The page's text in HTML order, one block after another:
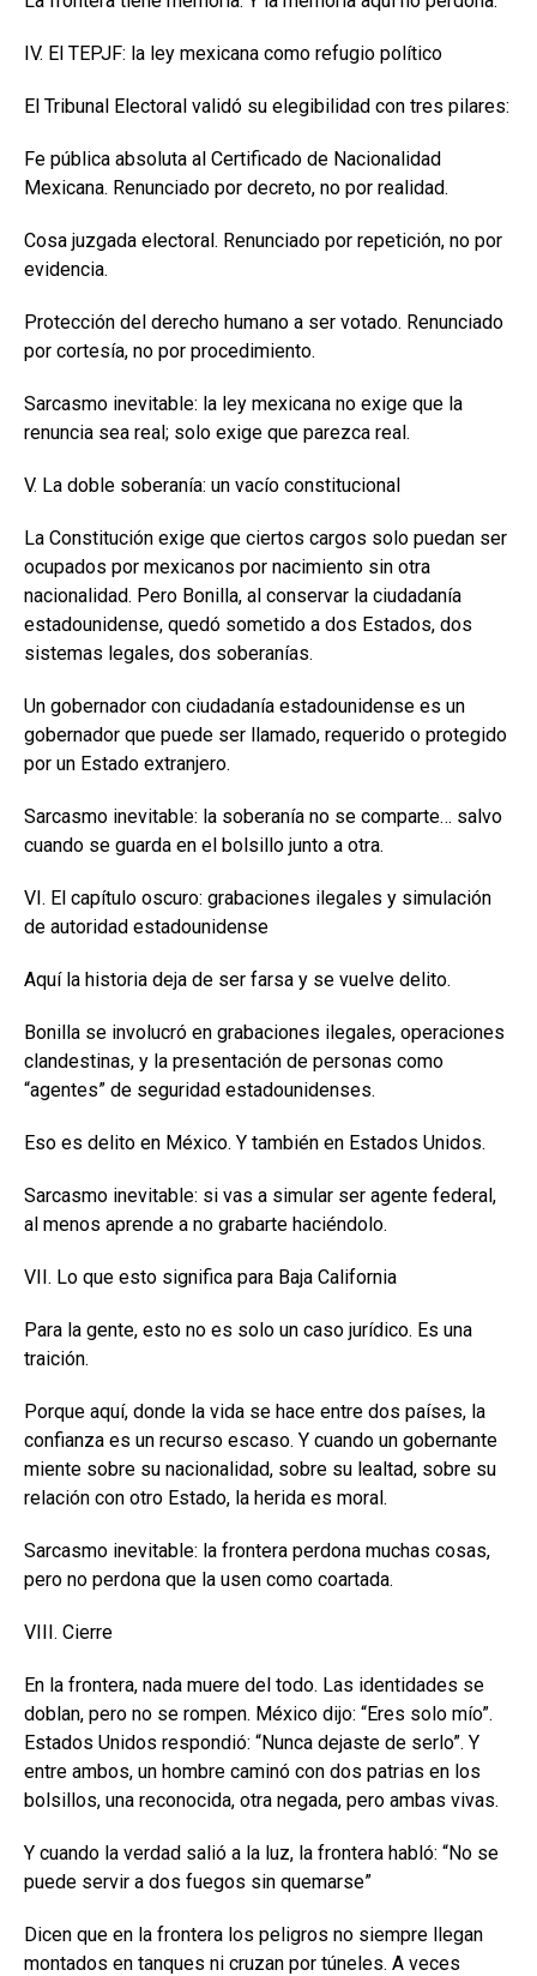
IV. El TEPJF: la ley mexicana como refugio político
El Tribunal Electoral validó su elegibilidad con tres pilares:
Fe pública absoluta al Certificado de Nacionalidad
Mexicana. Renunciado por decreto, no por realidad.
Cosa juzgada electoral. Renunciado por repetición, no por
evidencia.
Protección del derecho humano a ser votado. Renunciado
por cortesía, no por procedimiento.
Sarcasmo inevitable: la ley mexicana no exige que la
renuncia sea real; solo exige que parezca real.
V. La doble soberanía: un vacío constitucional
La Constitución exige que ciertos cargos solo puedan ser
ocupados por mexicanos por nacimiento sin otra
nacionalidad. Pero Bonilla, al conservar la ciudadanía
estadounidense, quedó sometido a dos Estados, dos
sistemas legales, dos soberanías.
Un gobernador con ciudadanía estadounidense es un
gobernador que puede ser llamado, requerido o protegido
por un Estado extranjero.
Sarcasmo inevitable: la soberanía no se comparte… salvo
cuando se guarda en el bolsillo junto a otra.
VI. El capítulo oscuro: grabaciones ilegales y simulación
de autoridad estadounidense
Aquí la historia deja de ser farsa y se vuelve delito.
Bonilla se involucró en grabaciones ilegales, operaciones
clandestinas, y la presentación de personas como
“agentes” de seguridad estadounidenses.
Eso es delito en México. Y también en Estados Unidos.
Sarcasmo inevitable: si vas a simular ser agente federal,
al menos aprende a no grabarte haciéndolo.
VII. Lo que esto significa para Baja California
Para la gente, esto no es solo un caso jurídico. Es una
traición.
Porque aquí, donde la vida se hace entre dos países, la
confianza es un recurso escaso. Y cuando un gobernante
miente sobre su nacionalidad, sobre su lealtad, sobre su
relación con otro Estado, la herida es moral.
Sarcasmo inevitable: la frontera perdona muchas cosas,
pero no perdona que la usen como coartada.
VIII. Cierre
En la frontera, nada muere del todo. Las identidades se
doblan, pero no se rompen. México dijo: “Eres solo mío”.
Estados Unidos respondió: “Nunca dejaste de serlo”. Y
entre ambos, un hombre caminó con dos patrias en los
bolsillos, una reconocida, otra negada, pero ambas vivas.
Y cuando la verdad salió a la luz, la frontera habló: “No se
puede servir a dos fuegos sin quemarse”
Dicen que en la frontera los peligros no siempre llegan
montados en tanques ni cruzan por túneles. A veces